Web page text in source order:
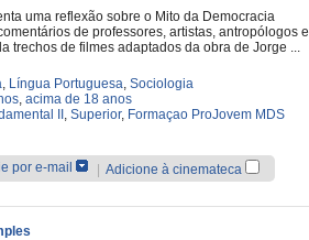
uma reflexão sobre o Mito da Democracia
de professores, artistas, antropólogos e
trechos de filmes adaptados da obra de Jorge ...
, Língua Portuguesa, Sociologia
, acima de 18 anos
II , Superior, Formaçao ProJovem MDS
por e-mail Adicione à cinemateca